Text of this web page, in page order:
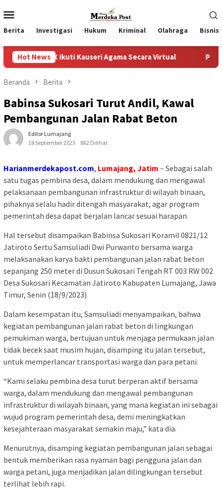
ke
kontenMobile
Berita Investigasi Hukum Kriminal Olahraga Bisnis
Hot News
Ikuti Kauseri Agama Secara Virtual Progres
Beranda Berita
Babinsa Sukosari Turut Andil, Kawal
Pembangunan Jalan Rabat Beton
Editor Lumajang
18 September 2023
862 Dilihat
Harianmerdekapost.com, Lumajang, Jatim – Sebagai salah
satu tugas pembina desa, dalam mendukung dan mengawal
pelaksanaan pembangunan infrastruktur di wilayah binaan,
pihaknya selalu hadir ditengah masyarakat, agar program
pemerintah desa dapat berjalan lancar sesuai harapan.
Hal tersebut disampaikan Babinsa Sukosari Koramil 0821/12
Jatiroto Sertu Samsuliadi Dwi Purwanto bersama warga
melaksanakan karya bakti pembangunan jalan rabat beton
sepanjang 250 meter di Dusun Sukosari Tengah RT 003 RW 002
Desa Sukosari Kecamatan Jatiroto Kabupaten Lumajang, Jawa
Timur, Senin (18/9/2023)
Dalam kesempatan itu, Samsuliadi menyampaikan, bahwa
kegiatan pembangunan jalan rabat beton di lingkungan
pemukiman warga, bertujuan untuk menjaga permukaan jalan
tidak becek saat musim hujan, disamping itu jalan tersebut,
untuk memperlancar transportasi warga dan para petani.
“Kami selaku pembina desa turut berperan aktif bersama
warga, dalam mendukung dan mengawal pembangunan
infrastruktur di wilayah binaan, yang mana kegiatan ini sebagai
wujud program pemerintah desa, demi meningkatkan
kesejahteraan masyarakat semakin maju,” kata dia.
Menurutnya, disamping kegiatan pembangunan jalan sebagai
bentuk memberikan rasa nyaman bagi pengguna jalan dan
warga petani, juga menjadikan jalan dilingkungan tersebut
terlihat lebih rapi.